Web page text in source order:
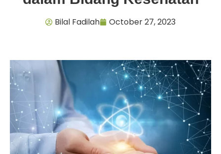
Bilal Fadilah October 27, 2023